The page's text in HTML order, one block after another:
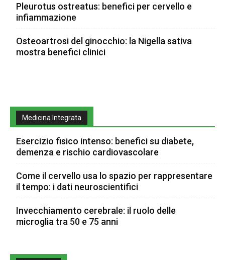
Pleurotus ostreatus: benefici per cervello e
infiammazione
Osteoartrosi del ginocchio: la Nigella sativa
mostra benefici clinici
Medicina Integrata
Esercizio fisico intenso: benefici su diabete,
demenza e rischio cardiovascolare
Come il cervello usa lo spazio per rappresentare
il tempo: i dati neuroscientifici
Invecchiamento cerebrale: il ruolo delle
microglia tra 50 e 75 anni